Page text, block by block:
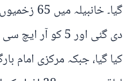
گیا۔
دی گئی اور 5 کو آر
کیا گیا، جبکہ مرکزی امام